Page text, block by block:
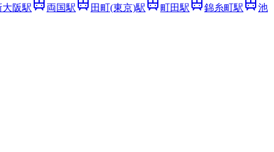
大阪駅 両国駅 田町(東京)駅 町田駅 錦糸町駅 池